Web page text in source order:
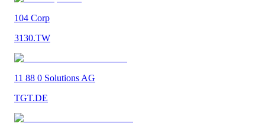
104 Corp
3130.TW
11 88 0 Solutions AG
TGT.DE